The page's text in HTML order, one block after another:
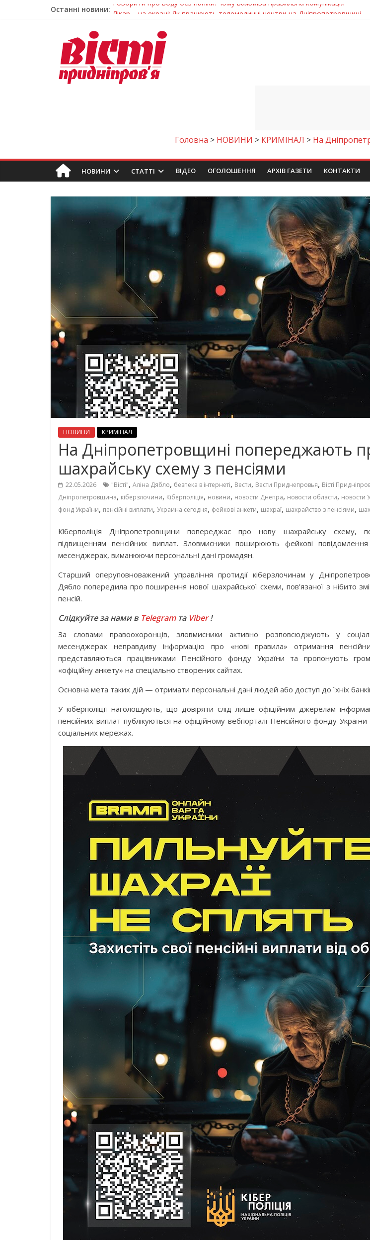
Останні новини: Лікар – на екрані: Як працюють телемедичні центри на Дніпропетровщині
Пошуки тривають: на Дніпропетровщині досліджують місце розташування
Ветерани Дніпропетровщини отримують шанс на власне житло
Говорити про воду без паніки: чому важлива правильна комунікація
Головна > НОВИНИ > КРИМІНАЛ > На
НОВИНИ СТАТТІ ВIДЕО ОГОЛОШЕННЯ АРХІВ ГАЗЕТИ КОНТАКТИ
НОВИНИ КРИМІНАЛ
На Дніпропетровщині попереджають
шахрайську схему з пенсіями
22.05.2026 "Вісті", Аліна Дябло, безпека в інтернеті, Вести, Вести Приднепровья, Вісті
Дніпропетровщина, кіберзлочини, Кіберполіція, новини, новости Днепра, новости области, новости
фонд України, пенсійні виплати, Украина сегодня, фейкові анкети, шахраї, шахрайство з пенсіями,
Кіберполіція Дніпропетровщини попереджає про нову шахрайську схему,
підвищенням пенсійних виплат. Зловмисники поширюють фейкові
месенджерах, виманюючи персональні дані громадян.
Старший оперуповноважений управління протидії кіберзлочинам у
Дябло попередила про поширення нової шахрайської схеми, пов’язаної з нібито
пенсій.
Слідкуйте за нами в Telegramта Viber!
За словами правоохоронців, зловмисники активно розповсюджують у
месенджерах неправдиву інформацію про «нові правила» отримання
представляються працівниками Пенсійного фонду України та пропонують
«офіційну анкету» на спеціально створених сайтах.
Основна мета таких дій — отримати персональні дані людей або доступ до їхніх
У кіберполіції наголошують, що довіряти слід лише офіційним джерелам
пенсійних виплат публікуються на офіційному вебпорталі Пенсійного фонду України
соціальних мережах.